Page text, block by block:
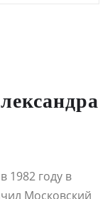
1982 году в
Московский